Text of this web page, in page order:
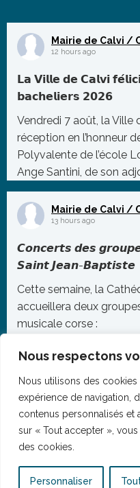
Nous respectons
Nous utilisons des
expérience de navigation,
contenus personnalisés et
sur « Tout accepter »,
des cookies.
Personnaliser
Mairie de Calvi /
12 hours ago
𝗟𝗮 𝗩𝗶𝗹𝗹𝗲 𝗱𝗲 𝗖𝗮𝗹𝘃𝗶
𝗯𝗮𝗰𝗵𝗲𝗹𝗶𝗲𝗿𝘀 𝟮𝟬𝟮𝟲
Vendredi 7 août, la Ville
réception en l’honneur
Polyvalente de l’école
Ange Santini, de son
Scolaires, Sandra
membres du Conseil
Photo
Mairie de Calvi /
13 hours ago
𝘾𝙤𝙣𝙘𝙚𝙧𝙩𝙨 𝙙𝙚𝙨
𝙎𝙖𝙞𝙣𝙩 𝙅𝙚𝙖𝙣-𝘽𝙖𝙥𝙩𝙞𝙨𝙩𝙚
Cette semaine, la
accueillera deux
musicale corse :
▪️ Jeudi 13 août –
🕘 Concert à 21h00
🎟️ 𝐁𝐢𝐥𝐥𝐞𝐭𝐭𝐞𝐫𝐢𝐞 :
Photo